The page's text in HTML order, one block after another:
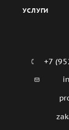
УСЛУГИ
+7